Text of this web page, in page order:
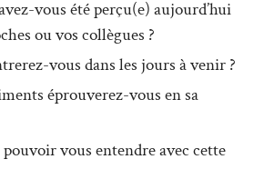
vous été perçu(e) aujourd’hui
ou vos collègues ?
vous dans les jours à venir ?
éprouverez-vous en sa
vous entendre avec cette